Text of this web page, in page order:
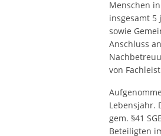
Menschen
insgesamt 5
sowie
Anschluss
von
Lebensjahr.
gem. §41
Beteiligten